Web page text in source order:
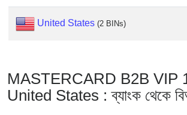
/
ValidatorUnited States (2 BINs)
MASTERCARD B2B
United States : ব্যাংক থেকে